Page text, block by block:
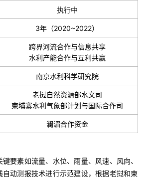
执行中
3年（2020~2022）
跨界河流合作与信息共享
水利产能合作与互利共赢
南京水利科学研究院
老挝自然资源部水文司
柬埔寨水利气象部计划与国际合作司
澜湄合作资金
要素如流量、水位、雨量、风速、风向、
自动测报技术进行示范建设，根据老挝和柬